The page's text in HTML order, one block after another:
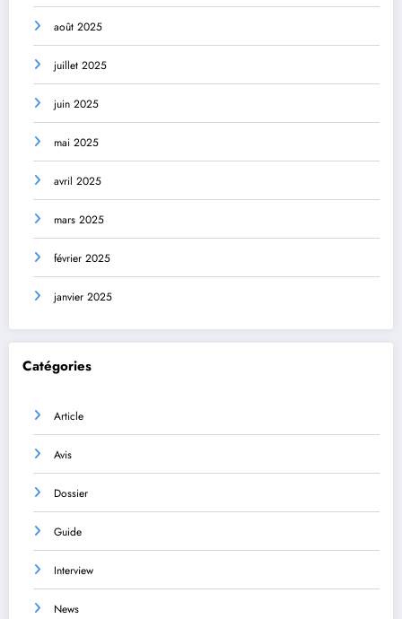
août 2025
juillet 2025
juin 2025
mai 2025
avril 2025
mars 2025
février 2025
janvier 2025
Catégories
Article
Avis
Dossier
Guide
Interview
News